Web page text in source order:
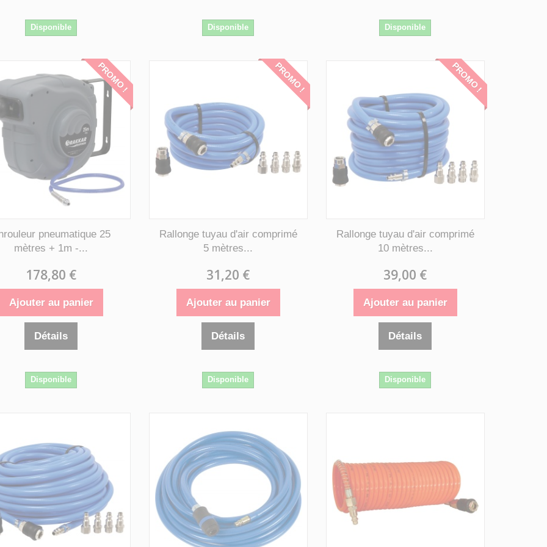
Disponible Disponible Disponible
PROMO !
pneumatique 25
mètres + 1m -...
178,80 €
Ajouter au panier
Détails
Disponible
PROMO !
Rallonge tuyau d'air comprimé
5 mètres...
31,20 €
Ajouter au panier
Détails
Disponible
PROMO !
Rallonge tuyau d'air comprimé
10 mètres...
39,00 €
Ajouter au panier
Détails
Disponible